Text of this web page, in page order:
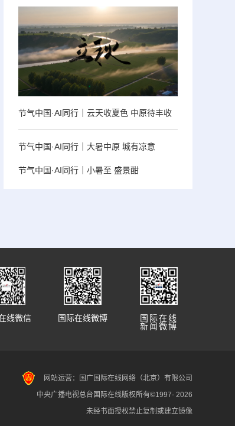
节气中国·AI同行｜云天收夏色 中原待丰收
节气中国·AI同行｜大暑中原 城有凉意
节气中国·AI同行｜小暑至 盛景酣
国际在线
新闻微博
国际在线微博
线微信
网站运营：国广国际在线网络（北京）有限公司
中央广播电视总台国际在线版权所有©1997- 2026
未经书面授权禁止复制或建立镜像